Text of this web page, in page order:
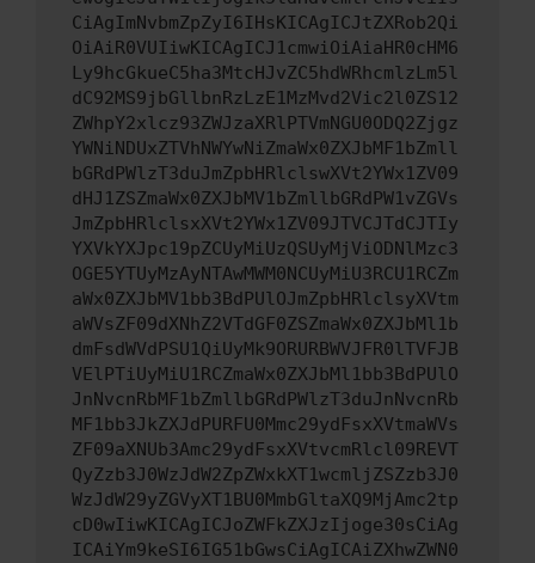
CiAgImNvbmZpZyI6IHsKICAgICJtZXRob2Qi
OiAiR0VUIiwKICAgICJ1cmwiOiAiaHR0cHM6
Ly9hcGkueC5ha3MtcHJvZC5hdWRhcmlzLm5l
dC92MS9jbGllbnRzLzE1MzMvd2Vic2l0ZS12
ZWhpY2xlcz93ZWJzaXRlPTVmNGU0ODQ2Zjgz
YWNiNDUxZTVhNWYwNiZmaWx0ZXJbMF1bZmll
bGRdPWlzT3duJmZpbHRlclswXVt2YWx1ZV09
dHJ1ZSZmaWx0ZXJbMV1bZmllbGRdPW1vZGVs
JmZpbHRlclsxXVt2YWx1ZV09JTVCJTdCJTIy
YXVkYXJpc19pZCUyMiUzQSUyMjViODNlMzc3
OGE5YTUyMzAyNTAwMWM0NCUyMiU3RCU1RCZm
aWx0ZXJbMV1bb3BdPUlOJmZpbHRlclsyXVtm
aWVsZF09dXNhZ2VTdGF0ZSZmaWx0ZXJbMl1b
dmFsdWVdPSU1QiUyMk9ORURBWVJFR0lTVFJB
VElPTiUyMiU1RCZmaWx0ZXJbMl1bb3BdPUlO
JnNvcnRbMF1bZmllbGRdPWlzT3duJnNvcnRb
MF1bb3JkZXJdPURFU0Mmc29ydFsxXVtmaWVs
ZF09aXNUb3Amc29ydFsxXVtvcmRlcl09REVT
QyZzb3J0WzJdW2ZpZWxkXT1wcmljZSZzb3J0
WzJdW29yZGVyXT1BU0MmbGltaXQ9MjAmc2tp
cD0wIiwKICAgICJoZWFkZXJzIjoge30sCiAg
ICAiYm9keSI6IG51bGwsCiAgICAiZXhwZWN0